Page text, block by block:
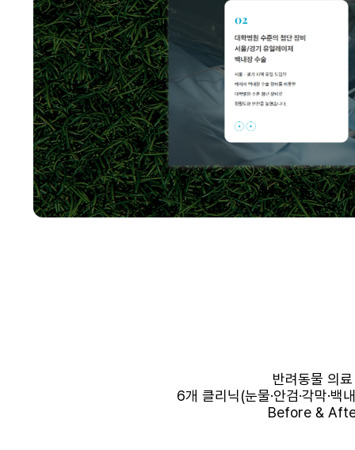
반려동물 의
6개 클리닉(눈물·안검·각막·
Before &